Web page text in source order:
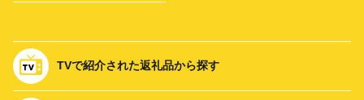
TVで紹介された返礼品から探す